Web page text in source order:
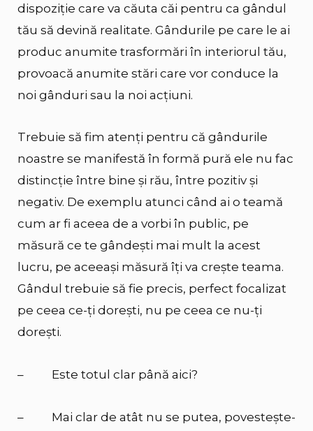
dispoziție care va căuta căi pentru ca gândul
tău să devină realitate. Gândurile pe care le ai
produc anumite trasformări în interiorul tău,
provoacă anumite stări care vor conduce la
noi gânduri sau la noi acțiuni.
Trebuie să fim atenți pentru că gândurile
noastre se manifestă în formă pură ele nu fac
distincție între bine și rău, între pozitiv și
negativ. De exemplu atunci când ai o teamă
cum ar fi aceea de a vorbi în public, pe
măsură ce te gândești mai mult la acest
lucru, pe aceeași măsură îți va crește teama.
Gândul trebuie să fie precis, perfect focalizat
pe ceea ce-ți dorești, nu pe ceea ce nu-ți
dorești.
– Este totul clar până aici?
– Mai clar de atât nu se putea, povestește-